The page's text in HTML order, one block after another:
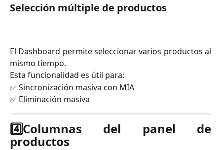
Selección múltiple de productos
El Dashboard permite seleccionar varios productos al
mismo tiempo.
Esta funcionalidad es útil para:
✅ Sincronización masiva con MIA
✅ Eliminación masiva
4️⃣Columnas del panel de
productos